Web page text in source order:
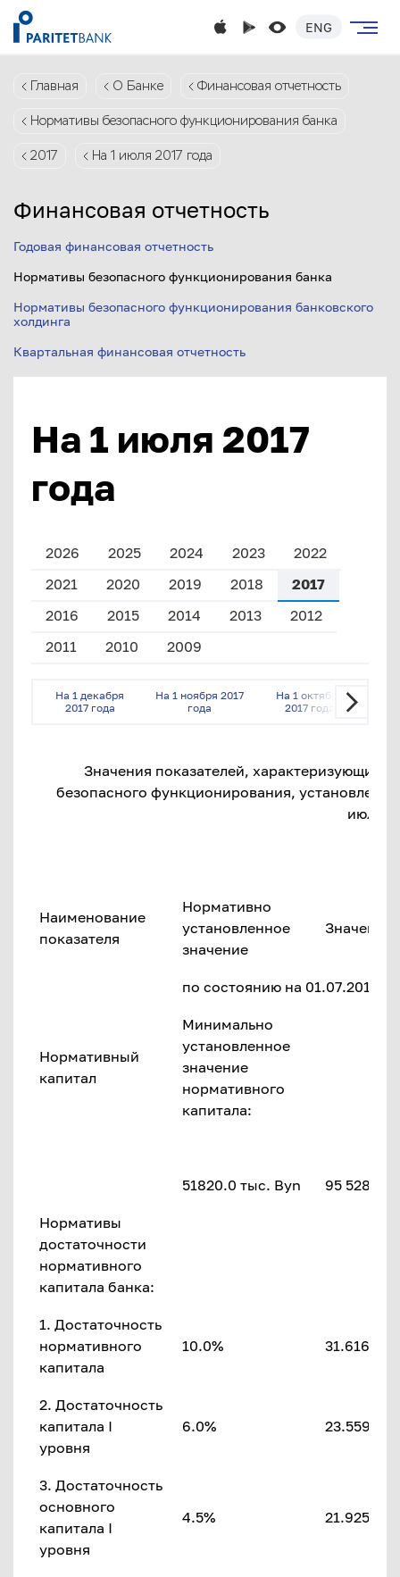
ENG
Главная О Банке Финансовая отчетность
Нормативы безопасного функционирования банка
2017 На 1 июля 2017 года
Финансовая отчетность
Годовая финансовая отчетность
Нормативы безопасного функционирования банка
Нормативы безопасного функционирования банковского
холдинга
Квартальная финансовая отчетность
На 1 июля 2017
года
2026 2025 2024 2023
2022
2021
2020 2019 2018
2017
2016
2015 2014 2013
2012
2011
2010 2009
На 1 декабря
2017 года
На 1 ноября 2017
года
На 1 октября
2017 года
Значения показателей, характеризующих
безопасного функционирования,
июля
Наименование
показателя
Нормативно
установленное
значение
Значение
по состоянию на 01.07.2017 г.
Нормативный
капитал
Минимально
установленное
значение
нормативного
капитала:
51820.0 тыс. Byn 95 528.6
Нормативы
достаточности
нормативного
капитала банка:
1. Достаточность
нормативного
капитала
10.0% 31.616%
2. Достаточность
капитала I
уровня
6.0% 23.559%
3. Достаточность
основного
капитала I
уровня
4.5% 21.925%